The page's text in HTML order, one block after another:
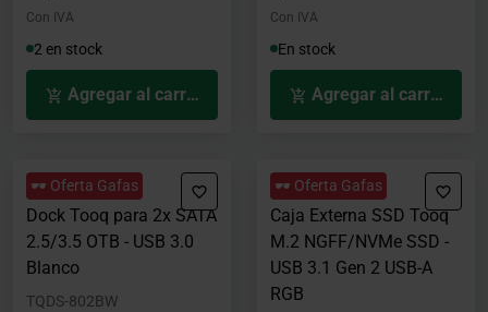
Con IVA
2 en stock
Agregar al carrito
Con IVA
En stock
Agregar al carrito
🕶️ Oferta Gafas
Dock Tooq para 2x SATA
2.5/3.5 OTB - USB 3.0
Blanco
TQDS-802BW
🕶️ Oferta Gafas
Caja Externa SSD Tooq
M.2 NGFF/NVMe SSD -
USB 3.1 Gen 2 USB-A
RGB